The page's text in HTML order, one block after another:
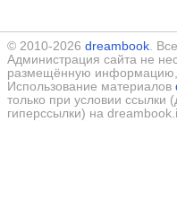
© 2010-2026 dreambook.
Администрация сайта не
размещённую информацию,
Использование материалов
только при условии ссылки
гиперссылки) на